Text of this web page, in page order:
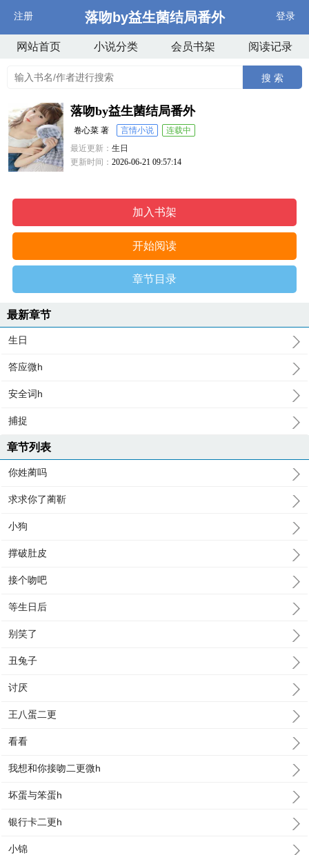
注册 落吻by益生菌结局番外 登录
网站首页 小说分类 会员书架 阅读记录
搜 索
落吻by益生菌结局番外
卷心菜 著 言情小说
连载中
最近更新：生日
更新时间：2026-06-21 09:57:14
加入书架
开始阅读
章节目录
最新章节
生日
答应微h
安全词h
捕捉
章节列表
你姓蔺吗
求求你了蔺靳
小狗
撑破肚皮
接个吻吧
等生日后
别笑了
丑兔子
讨厌
王八蛋二更
看看
我想和你接吻二更微h
坏蛋与笨蛋h
银行卡二更h
小锦